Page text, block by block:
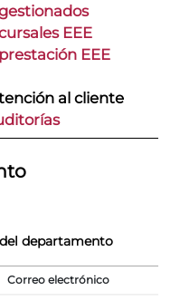
EEE
EEE
al cliente
departamento
Correo electrónico